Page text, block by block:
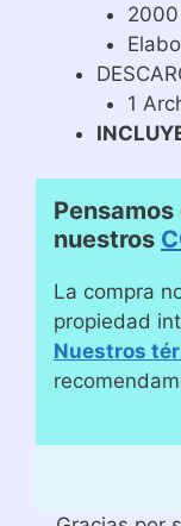
1
nuestros
La compra
propiedad
Nuestros